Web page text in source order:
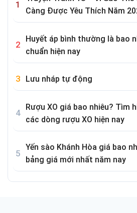
Càng Được Yêu Thích Năm
Huyết áp bình thường là bao
chuẩn hiện nay
Lưu nháp tự động
Rượu XO giá bao nhiêu? Tìm
các dòng rượu XO hiện nay
Yến sào Khánh Hòa giá bao
bảng giá mới nhất năm nay